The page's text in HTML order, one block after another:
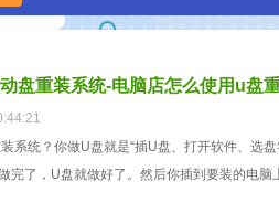
盘重装系统-电脑店怎么使用u盘
系统？你做U盘就是“插U盘、打开软件、选
完了，U盘就做好了。然后你插到要装的电脑